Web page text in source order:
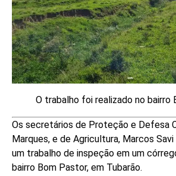
O trabalho foi realizado no bairro
Os secretários de Proteção e Defesa
Marques, e de Agricultura, Marcos
um trabalho de inspeção em um
bairro Bom Pastor, em Tubarão.